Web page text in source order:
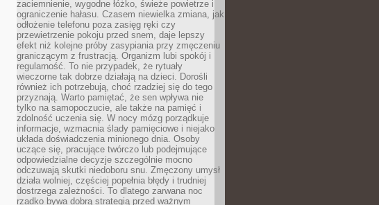
zaciemnienie, wygodne łóżko, świeże powietrze i
ograniczenie hałasu. Czasem niewielka zmiana, jak
odłożenie telefonu poza zasięg ręki czy
przewietrzenie pokoju przed snem, daje lepszy
efekt niż kolejne próby zasypiania przy zmęczeniu
graniczącym z frustracją. Organizm lubi spokój i
regularność. To nie przypadek, że rytuały
wieczorne tak dobrze działają na dzieci. Dorośli
również ich potrzebują, choć rzadziej się do tego
przyznają. Warto pamiętać, że sen wpływa nie
tylko na samopoczucie, ale także na pamięć i
zdolność uczenia się. W nocy mózg porządkuje
informacje, wzmacnia ślady pamięciowe i niejako
układa doświadczenia minionego dnia. Osoby
uczące się, pracujące twórczo lub podejmujące
odpowiedzialne decyzje szczególnie mocno
odczuwają skutki niedoboru snu. Zmęczony umysł
działa wolniej, częściej popełnia błędy i trudniej
dostrzega zależności. To dlatego zarwana noc
rzadko bywa dobrą strategią przed ważnym